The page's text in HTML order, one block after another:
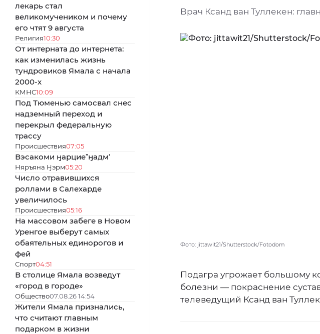
лекарь стал
великомучеником и почему
его чтят 9 августа
Религия10:30
От интерната до интернета:
как изменилась жизнь
тундровиков Ямала с начала
2000-х
КМНС10:09
Под Тюменью самосвал снес
надземный переход и
перекрыл федеральную
трассу
Происшествия07:05
Вэсакоми ӈарциеˮӈадмʼ
Няръяна Ӈэрм05:20
Число отравившихся
роллами в Салехарде
увеличилось
Происшествия05:16
На массовом забеге в Новом
Уренгое выберут самых
обаятельных единорогов и
фей
Спорт04:51
В столице Ямала возведут
«город в городе»
Общество07.08.26 14:54
Жители Ямала признались,
что считают главным
подарком в жизни
Врач Ксанд ван Туллекен:
Фото: jittawit21/Shutterstock/Fotodom
Подагра угрожает большому
болезни — покраснение
телеведущий Ксанд ван